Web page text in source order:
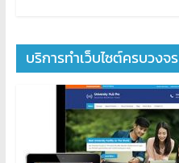
บริการทำเว็บไซต์ครบวงจร